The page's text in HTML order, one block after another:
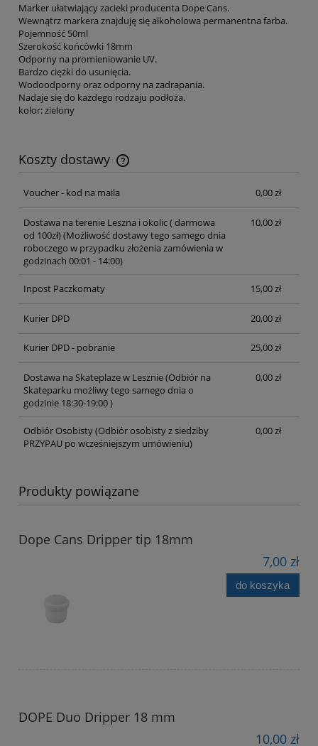
Marker ułatwiający zacieki producenta Dope Cans.
Wewnątrz markera znajduję się alkoholowa permanentna farba.
Pojemność 50ml
Szerokość końcówki 18mm
Odporny na promieniowanie UV.
Bardzo ciężki do usunięcia.
Wodoodporny oraz odporny na zadrapania.
Nadaje się do każdego rodzaju podłoża.
kolor: zielony
Koszty dostawy
Cena nie zawiera ewentualnych kosztów płatności
Voucher - kod na maila
0,00 zł
Dostawa na terenie Leszna i okolic ( darmowa
od 100zł)(Możliwość dostawy tego samego dnia
roboczego w przypadku złożenia zamówienia w
godzinach 00:01 - 14:00)
10,00 zł
Inpost Paczkomaty 15,00 zł
Kurier DPD 20,00 zł
Kurier DPD - pobranie 25,00 zł
Dostawa na Skateplaze w Lesznie(Odbiór na
Skateparku możliwy tego samego dnia o
godzinie 18:30-19:00 )
0,00 zł
Odbiór Osobisty(Odbiór osobisty z siedziby
PRZYPAU po wcześniejszym umówieniu)
0,00 zł
Produkty powiązane
Dope Cans Dripper tip 18mm
7,00 zł
do koszyka
DOPE Duo Dripper 18 mm
10,00 zł